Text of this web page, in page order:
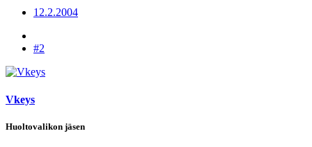
12.2.2004
#2
Vkeys
Huoltovalikon jäsen